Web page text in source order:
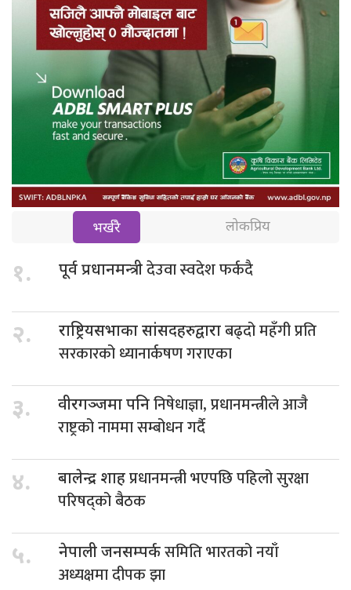
भर्खरै लोकप्रिय
१. पूर्व प्रधानमन्त्रीदेउवा स्वदेश फर्कदै
२. राष्ट्रियसभाका सांसदहरुद्वाराबढ्दो महँगी प्रति
सरकारको ध्यानार्कषण गराएका
३. वीरगञ्जमा पनिनिषेधाज्ञा, प्रधानमन्त्रीले आजै
राष्ट्रको नाममा सम्बोधन गर्दै
४. बालेन्द्र शाहप्रधानमन्त्री भएपछि पहिलो सुरक्षा
परिषद्को बैठक
५. नेपाली जनसम्पर्कसमिति भारतको नयाँ
अध्यक्षमा दीपक झा